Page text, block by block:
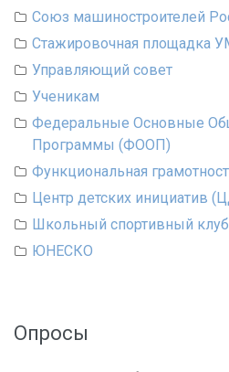
Союз машиностроителей
Стажировочная площадка
Управляющий совет
Ученикам
Федеральные Основные
Программы (ФООП)
Функциональная
Центр детских инициатив
Школьный спортивный
ЮНЕСКО
Опросы